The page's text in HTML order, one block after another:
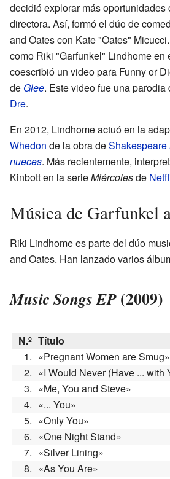
decidió explorar más oportunidades
directora. Así, formó el dúo de
and Oates con Kate "Oates"
como Riki "Garfunkel" Lindhome en
coescribió un video para Funny or
de Glee. Este video fue una
Dre.
En 2012, Lindhome actuó en la
Whedon de la obra deShakespeare
nueces. Más recientemente,
Kinbott en la serieMiércolesde
Música de Garfunkel
Riki Lindhome es parte del dúo
and Oates. Han lanzado varios
Music Songs EP(2009)
N.º Título
1. «Pregnant Women are Smug»
2. «I Would Never (Have ... with
3. «Me, You and Steve»
4. «... You»
5. «Only You»
6. «One Night Stand»
7. «Silver Lining»
8. «As You Are»